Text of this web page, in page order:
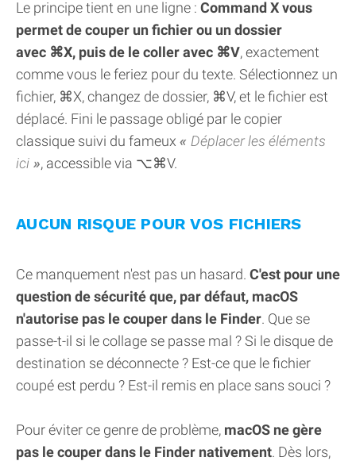
Le principe tient en une ligne : Command X vous
permet de couper un fichier ou un dossier
avec ⌘X, puis de le coller avec ⌘V, exactement
comme vous le feriez pour du texte. Sélectionnez un
fichier, ⌘X, changez de dossier, ⌘V, et le fichier est
déplacé. Fini le passage obligé par le copier
classique suivi du fameux
Déplacer les éléments
ici
, accessible via ⌥⌘V.
AUCUN RISQUE POUR VOS FICHIERS
Ce manquement n'est pas un hasard. C'est pour une
question de sécurité que, par défaut, macOS
n'autorise pas le couper dans le Finder. Que se
passe-t-il si le collage se passe mal ? Si le disque de
destination se déconnecte ? Est-ce que le fichier
coupé est perdu ? Est-il remis en place sans souci ?
Pour éviter ce genre de problème, macOS ne gère
pas le couper dans le Finder nativement. Dès lors,